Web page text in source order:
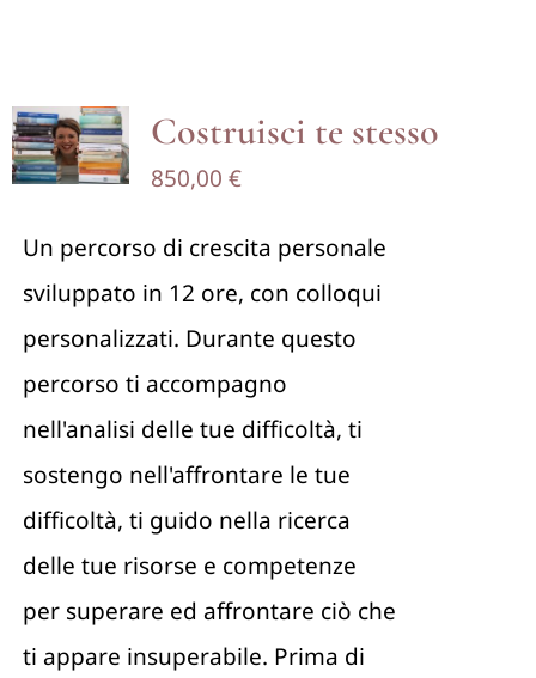
Costruisci te stesso
850,00 €
Un percorso di crescita personale
sviluppato in 12 ore, con colloqui
personalizzati. Durante questo
percorso ti accompagno
nell'analisi delle tue difficoltà, ti
sostengo nell'affrontare le tue
difficoltà, ti guido nella ricerca
delle tue risorse e competenze
per superare ed affrontare ciò che
ti appare insuperabile. Prima di